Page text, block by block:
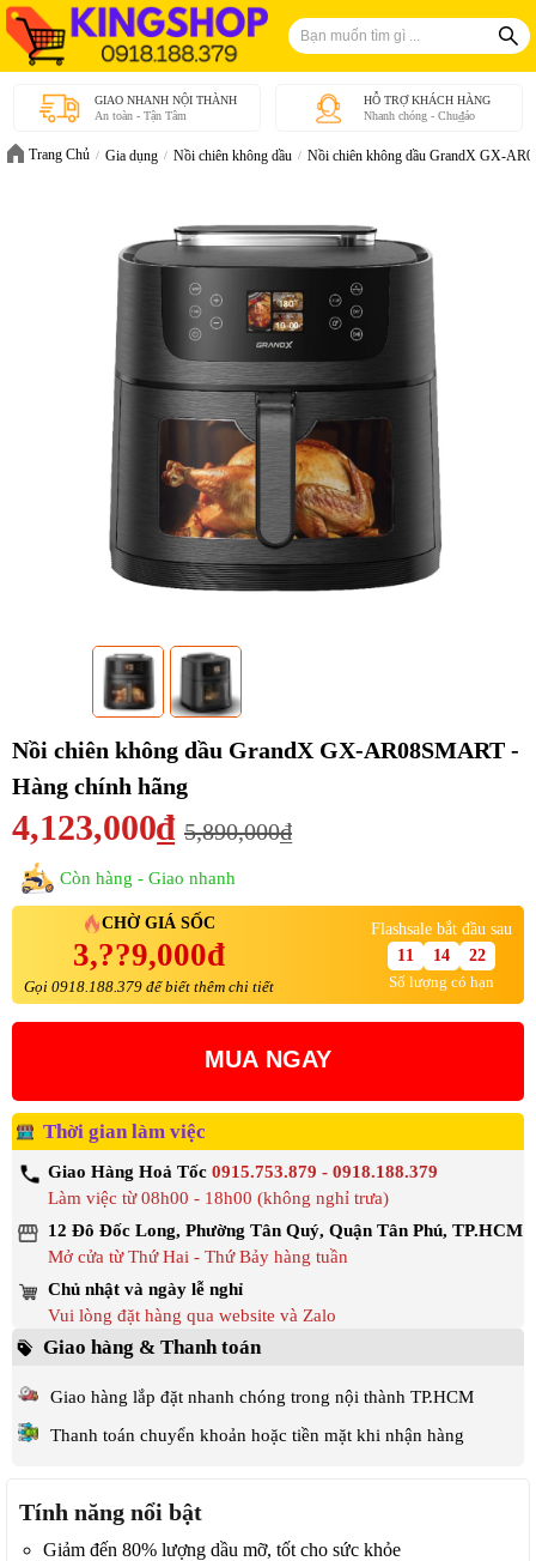
GIAO NHANH NỘI THÀNH
An toàn - Tận Tâm
HỖ TRỢ KHÁCH HÀNG
Nhanh chóng - Chu₫áo
Trang Chủ Gia dụng Nồi chiên không dầu Nồi chiên không dầu GrandX GX-
Nồi chiên không dầu GrandX GX-AR08SMART -
Hàng chính hãng
4,123,000₫ 5,890,000₫
Còn hàng - Giao nhanh
CHỜ GIÁ SỐC
3,??9,000đ
Gọi 0918.188.379 để biết thêm chi tiết
Flashsale bắt đầu sau
11
14
22
Số lượng có hạn
MUA NGAY
Thời gian làm việc
Giao Hàng Hoả Tốc 0915.753.879 - 0918.188.379
Làm việc từ 08h00 - 18h00 (không nghỉ trưa)
12 Đô Đốc Long, Phường Tân Quý, Quận Tân Phú, TP.HCM
Mở cửa từ Thứ Hai - Thứ Bảy hàng tuần
Chủ nhật và ngày lễ nghỉ
Vui lòng đặt hàng qua website và Zalo
Giao hàng & Thanh toán
Giao hàng lắp đặt nhanh chóng trong nội thành TP.HCM
Thanh toán chuyển khoản hoặc tiền mặt khi nhận hàng
Tính năng nổi bật
Giảm đến 80% lượng dầu mỡ, tốt cho sức khỏe